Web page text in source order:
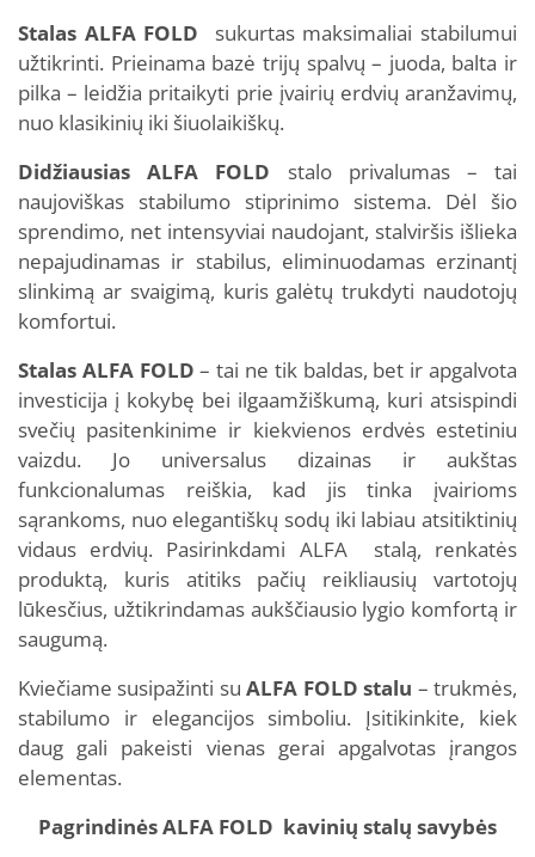
Stalas ALFA FOLD
sukurtas maksimaliai stabilumui
užtikrinti. Prieinama bazė trijų spalvų – juoda, balta ir
pilka – leidžia pritaikyti prie įvairių erdvių aranžavimų,
nuo klasikinių iki šiuolaikiškų.
Didžiausias ALFA FOLD stalo privalumas – tai
naujoviškas stabilumo stiprinimo sistema. Dėl šio
sprendimo, net intensyviai naudojant, stalviršis išlieka
nepajudinamas ir stabilus, eliminuodamas erzinantį
slinkimą ar svaigimą, kuris galėtų trukdyti naudotojų
komfortui.
Stalas ALFA FOLD– tai ne tik baldas, bet ir apgalvota
investicija į kokybę bei ilgaamžiškumą, kuri atsispindi
svečių pasitenkinime ir kiekvienos erdvės estetiniu
vaizdu. Jo universalus dizainas ir aukštas
funkcionalumas reiškia, kad jis tinka įvairioms
sąrankoms, nuo elegantiškų sodų iki labiau atsitiktinių
vidaus erdvių. Pasirinkdami ALFA stalą, renkatės
produktą, kuris atitiks pačių reikliausių vartotojų
lūkesčius, užtikrindamas aukščiausio lygio komfortą ir
saugumą.
Kviečiame susipažinti suALFA FOLD stalu – trukmės,
stabilumo ir elegancijos simboliu. Įsitikinkite, kiek
daug gali pakeisti vienas gerai apgalvotas įrangos
elementas.
Pagrindinės ALFA FOLD kavinių stalų savybės